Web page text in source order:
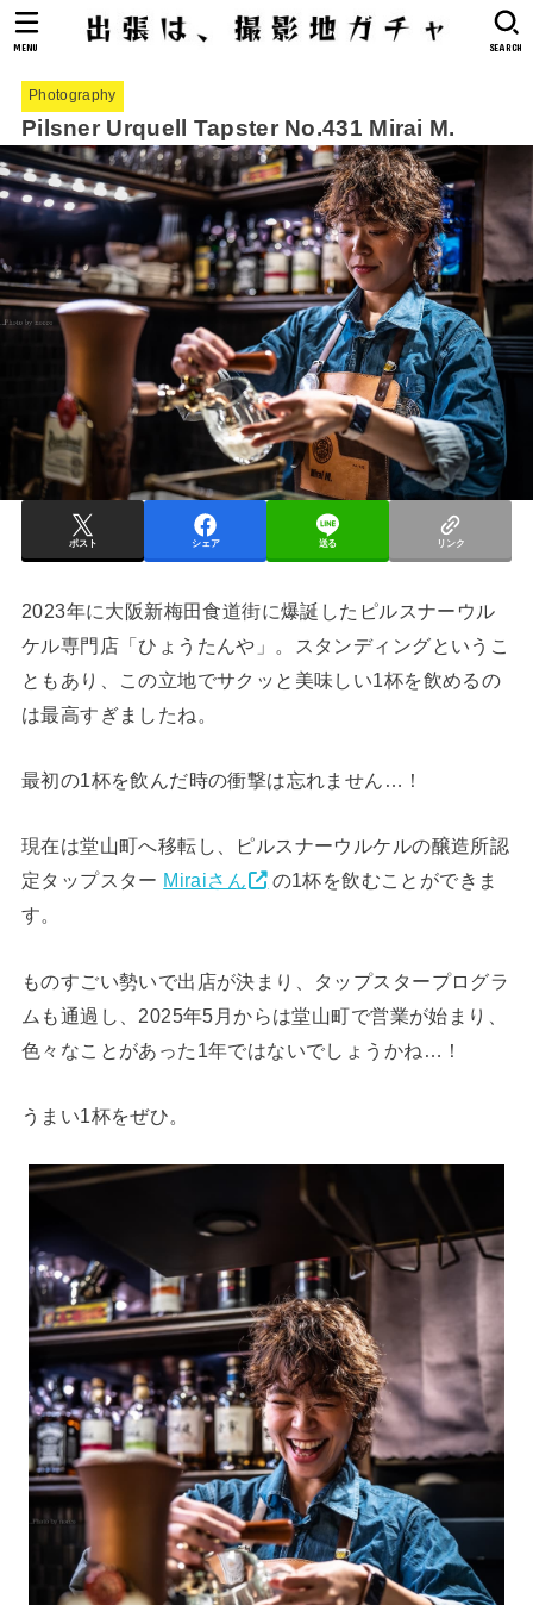
SEARCH
MENU
Photography
Pilsner Urquell Tapster No.431 Mirai M.
ポスト シェア 送る リンク
2023年に大阪新梅田食道街に爆誕したピルスナーウル
ケル専門店「ひょうたんや」。スタンディングというこ
ともあり、この立地でサクッと美味しい1杯を飲めるの
は最高すぎましたね。
最初の1杯を飲んだ時の衝撃は忘れません…！
現在は堂山町へ移転し、ピルスナーウルケルの醸造所認
定タップスター Miraiさん
の1杯を飲むことができま
す。
ものすごい勢いで出店が決まり、タップスタープログラ
ムも通過し、2025年5月からは堂山町で営業が始まり、
色々なことがあった1年ではないでしょうかね…！
うまい1杯をぜひ。